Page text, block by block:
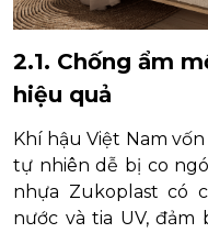
2.1. Chống ẩm
hiệu quả
Khí hậu Việt Nam
tự nhiên dễ bị co
nhựa Zukoplast có
nước và tia UV,